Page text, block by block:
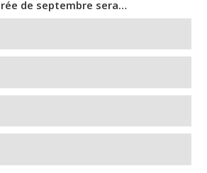
de septembre sera…